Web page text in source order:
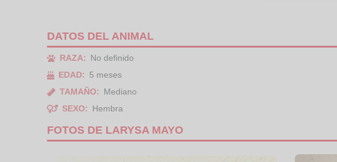
DATOS DEL ANIMAL
RAZA:
No definido
EDAD:
5 meses
TAMAÑO:
Mediano
SEXO:
Hembra
FOTOS DE LARYSA MAYO